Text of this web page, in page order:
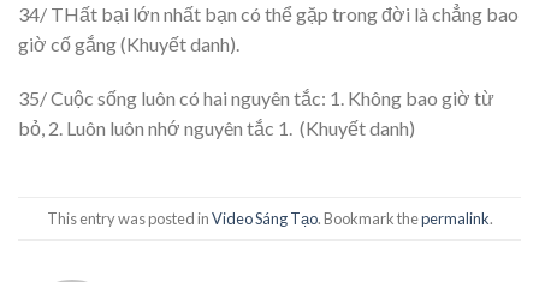
34/ THất bại lớn nhất bạn có thể gặp trong đời là chẳng bao
giờ cố gắng (Khuyết danh).
35/ Cuộc sống luôn có hai nguyên tắc: 1. Không bao giờ từ
bỏ, 2. Luôn luôn nhớ nguyên tắc 1. (Khuyết danh)
This entry was posted inVideo Sáng Tạo. Bookmark thepermalink.